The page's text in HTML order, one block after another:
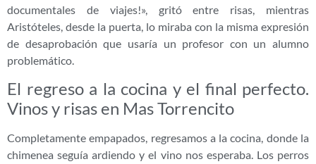
documentales de viajes!», gritó entre risas, mientras
Aristóteles, desde la puerta, lo miraba con la misma expresión
de desaprobación que usaría un profesor con un alumno
problemático.
El regreso a la cocina y el final perfecto.
Vinos y risas en Mas Torrencito
Completamente empapados, regresamos a la cocina, donde la
chimenea seguía ardiendo y el vino nos esperaba. Los perros